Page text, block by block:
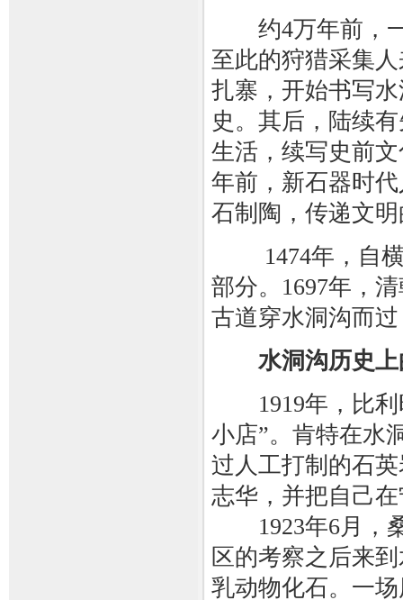
约4万年前，一
至此的狩猎采集
扎寨，开始书写
史。其后，陆续
生活，续写史前
年前，新石器时
石制陶，传递文
1474年，自横
部分。1697年，
古道穿水洞沟而
水洞沟历史
1919年，比利
小店”。肯特在水
过人工打制的石
志华，并把自己
1923年6月，桑
区的考察之后来
乳动物化石。一